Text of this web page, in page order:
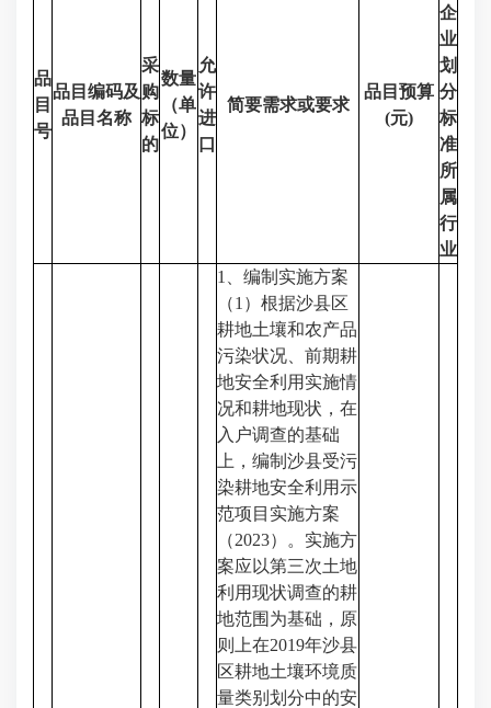
品
目
号
品目编码及
品目名称
采
购
标
的
数量
（单
位）
允
许
进
口
简要需求或要求
品目预算
(元)
企
业
划
分
标
准
所
属
行
业
1、编制实施方案
（1）根据沙县区
耕地土壤和农产品
污染状况、前期耕
地安全利用实施情
况和耕地现状，在
入户调查的基础
上，编制沙县受污
染耕地安全利用示
范项目实施方案
（2023）。实施方
案应以第三次土地
利用现状调查的耕
地范围为基础，原
则上在2019年沙县
区耕地土壤环境质
量类别划分中的安